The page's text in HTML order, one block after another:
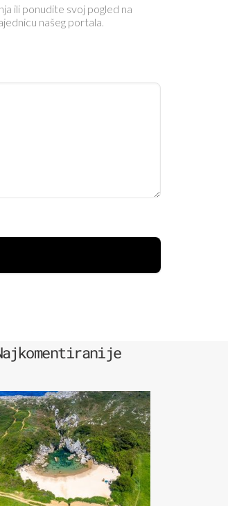
ili ponudite svoj pogled na
našeg portala.